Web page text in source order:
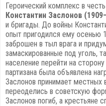
Героический комплекс в
Константин Заслонов
и бригады. До войны
опыт пригодился ему осенью
заброшен в тыл врага и
замаскированные под уголь,
население перейти на
партизана была объявлена
Заслонов принимает местных
переоделись в советскую
Заслонов погиб, а крестьяне